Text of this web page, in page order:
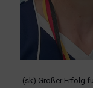
(sk) Großer Erfolg